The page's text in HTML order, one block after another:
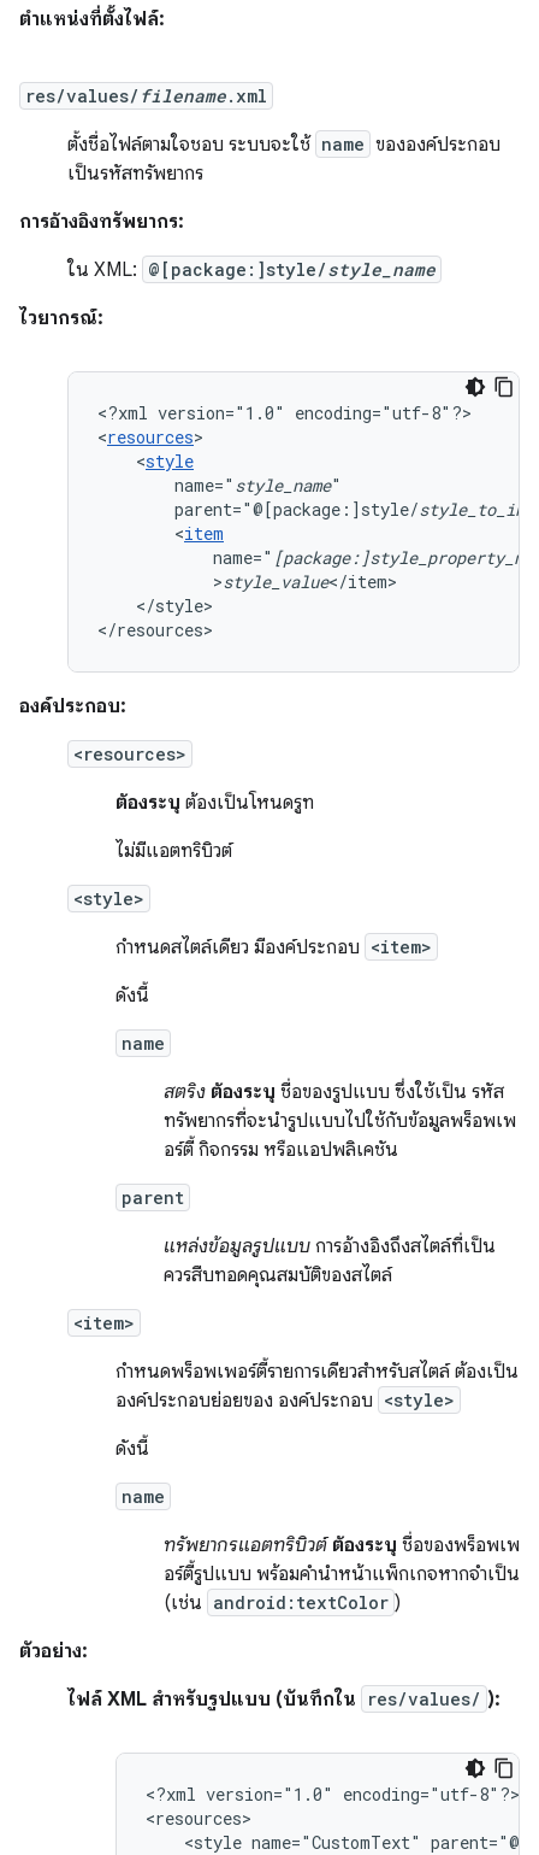
ตำแหน่งที่ตั้งไฟล์:
res/values/ filename.xml
ตั้งชื่อไฟล์ตามใจชอบ ระบบจะใช้ name ขององค์ประกอบ
เป็นรหัสทรัพยากร
การอ้างอิงทรัพยากร:
ใน XML: @[package:]style/style_name
ไวยากรณ์:
<?xml version="1.0"
encoding="utf-8"?>
<resources
<style
name=" style_name
parent="@[package:]style/
<item
name="
>style_value
</style>
</resources>
องค์ประกอบ:
<resources>
ต้องระบุ ต้องเป็นโหนดรูท
ไม่มีแอตทริบิวต์
<style>
กำหนดสไตล์เดียว มีองค์ประกอบ <item>
ดังนี้
name
สตริง ต้องระบุ ชื่อของรูปแบบ ซึ่งใช้เป็น รหัส
ทรัพยากรที่จะนำรูปแบบไปใช้กับข้อมูลพร็อพเพ
อร์ตี้ กิจกรรม หรือแอปพลิเคชัน
parent
แหล่งข้อมูลรูปแบบ การอ้างอิงถึงสไตล์ที่เป็น
ควรสืบทอดคุณสมบัติของสไตล์
<item>
กำหนดพร็อพเพอร์ตี้รายการเดียวสำหรับสไตล์ ต้องเป็น
องค์ประกอบย่อยของ องค์ประกอบ <style>
ดังนี้
name
ทรัพยากรแอตทริบิวต์ ต้องระบุ ชื่อของพร็อพเพ
อร์ตี้รูปแบบ พร้อมคำนำหน้าแพ็กเกจหากจำเป็น
(เช่น android:textColor )
ตัวอย่าง:
ไฟล์ XML สำหรับรูปแบบ (บันทึกใน
res/values/ ):
<?xml version="1.0"
encoding="utf-8"?>
<style name="CustomText"